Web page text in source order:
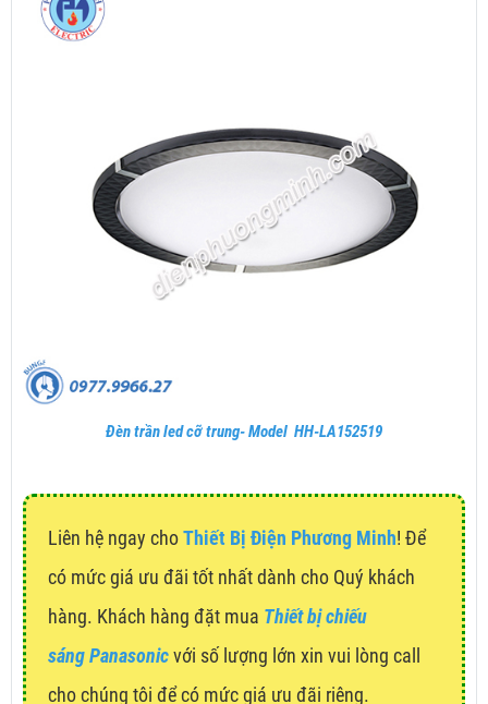
Đèn trần led cỡ trung- Model HH-LA152519
Liên hệ ngay choThiết Bị Điện Phương Minh! Để
có mức giá ưu đãi tốt nhất dành cho Quý khách
hàng. Khách hàng đặt mua Thiết bị chiếu
sáng Panasonicvới số lượng lớn xin vui lòng call
cho chúng tôi để có mức giá ưu đãi riêng.